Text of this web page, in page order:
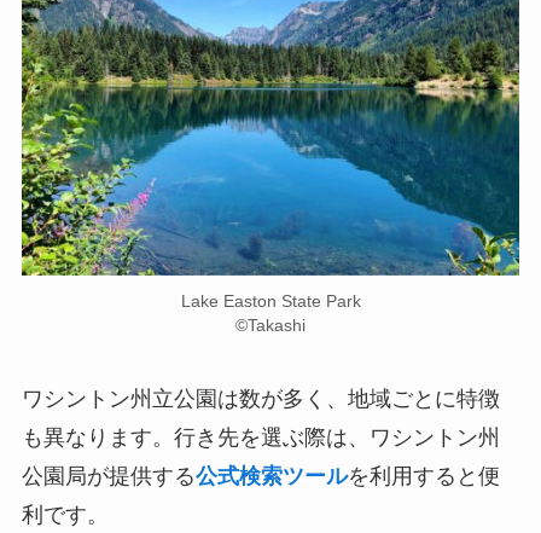
Lake Easton State Park
©︎Takashi
ワシントン州立公園は数が多く、地域ごとに特徴
も異なります。行き先を選ぶ際は、ワシントン州
公園局が提供する公式検索ツールを利用すると便
利です。